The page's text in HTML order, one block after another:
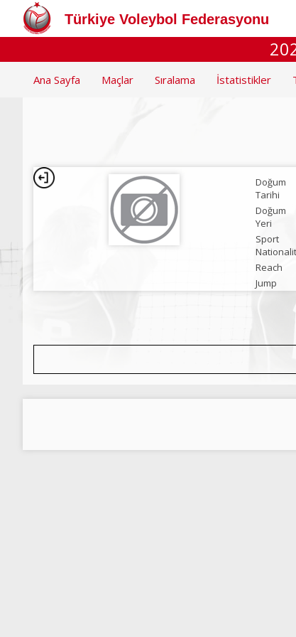
Türkiye Voleybol Federasyonu
Ana Sayfa Maçlar Sıralama İstatistikler
Doğum
Tarihi
Doğum
Yeri
Sport
Reach
Jump